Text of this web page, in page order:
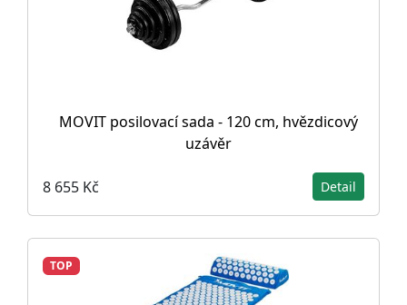
MOVIT posilovací sada - 120 cm, hvězdicový
uzávěr
8 655 Kč Detail
TOP